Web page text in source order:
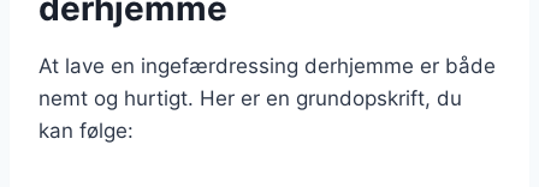
At lave en ingefærdressing derhjemme er både
nemt og hurtigt. Her er en grundopskrift, du
kan følge: